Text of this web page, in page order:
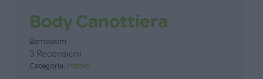
Body Canottiera
Bamboom
3 Recensioni
Categoria: Intimo